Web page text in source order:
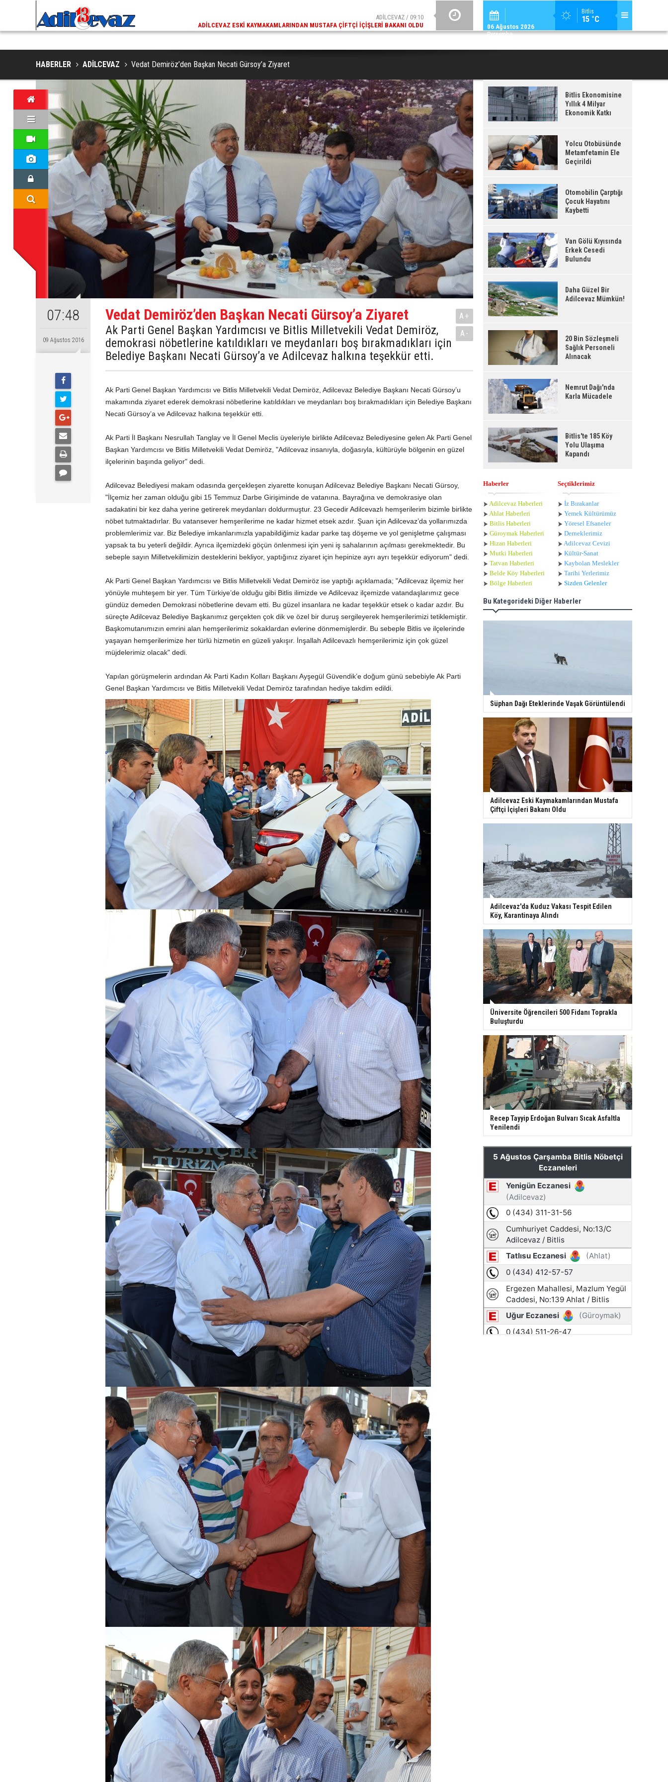
Bitlis
15 °C
06 Ağustos 2026
Perşembe
NESLI TEHLIKE ALTINDAKI VAŞAK GÖRÜNTÜLENDI
ADILCEVAZ ESKI KAYMAKAMLARINDAN MUSTAFA ÇIFTÇI İÇIŞLERI BAKANI OLDU
ADİLCEVAZ /
ADILCEVAZ'DA KUDUZ VAKASI TESPIT EDILEN KÖY, KARANTINAYA
HABERLER ADİLCEVAZ Vedat Demiröz’den Başkan Necati Gürsoy’a Ziyaret
07:48
09 Ağustos 2016
Vedat Demiröz’den Başkan Necati Gürsoy’a Ziyaret
Ak Parti Genel Başkan Yardımcısı ve Bitlis Milletvekili Vedat Demiröz,
demokrasi nöbetlerine katıldıkları ve meydanları boş bırakmadıkları için
Belediye Başkanı Necati Gürsoy’a ve Adilcevaz halkına teşekkür etti.
A+
A-
Ak Parti Genel Başkan Yardımcısı ve Bitlis Milletvekili Vedat Demiröz, Adilcevaz Belediye Başkanı Necati Gürsoy’u
makamında ziyaret ederek demokrasi nöbetlerine katıldıkları ve meydanları boş bırakmadıkları için Belediye Başkanı
Necati Gürsoy’a ve Adilcevaz halkına teşekkür etti.
Ak Parti İl Başkanı Nesrullah Tanglay ve İl Genel Meclis üyeleriyle birlikte Adilcevaz Belediyesine gelen Ak Parti Genel
Başkan Yardımcısı ve Bitlis Milletvekili Vedat Demiröz, "Adilcevaz insanıyla, doğasıyla, kültürüyle bölgenin en güzel
ilçelerinin başında geliyor" dedi.
Adilcevaz Belediyesi makam odasında gerçekleşen ziyarette konuşan Adilcevaz Belediye Başkanı Necati Gürsoy,
"İlçemiz her zaman olduğu gibi 15 Temmuz Darbe Girişiminde de vatanına. Bayrağına ve demokrasiye olan
sadakatini bir kez daha yerine getirerek meydanları doldurmuştur. 23 Gecedir Adilcevazlı hemşerilerim bizimle birlikte
nöbet tutmaktadırlar. Bu vatansever hemşerilerime ne kadar hizmet etsek azdır. Şuan için Adilcevaz’da yollarımızda
problemlerimiz var. Biz Belediye imkanlarımızla yapabildiğimiz kadar parke taş döşeme ve yol genişletme çalışması
yapsak ta bu yeterli değildir. Ayrıca ilçemizdeki göçün önlenmesi için yeni iş sahalarının açılması gerekmektedir. Bu
sebeple sayın Milletvekilimizin desteklerini bekliyor, yaptığınız ziyaret için hepinize ayrı ayrı teşekkür ediyorum" dedi.
Ak Parti Genel Başkan Yardımcısı ve Bitlis Milletvekili Vedat Demiröz ise yaptığı açıklamada; "Adilcevaz ilçemiz her
yönüyle muhteşem bir yer. Tüm Türkiye’de olduğu gibi Bitlis ilimizde ve Adilcevaz ilçemizde vatandaşlarımız gece
gündüz demeden Demokrasi nöbetlerine devam etti. Bu güzel insanlara ne kadar teşekkür etsek o kadar azdır. Bu
süreçte Adilcevaz Belediye Başkanımız gerçekten çok dik ve özel bir duruş sergileyerek hemşerilerimizi tetiklemiştir.
Başkomutanımızın emrini alan hemşerilerimiz sokaklardan evlerine dönmemişlerdir. Bu sebeple Bitlis ve ilçelerinde
yaşayan hemşerilerimize her türlü hizmetin en güzeli yakışır. İnşallah Adilcevazlı hemşerilerimiz için çok güzel
müjdelerimiz olacak" dedi.
Yapılan görüşmelerin ardından Ak Parti Kadın Kolları Başkanı Ayşegül Güvendik’e doğum günü sebebiyle Ak Parti
Genel Başkan Yardımcısı ve Bitlis Milletvekili Vedat Demiröz tarafından hediye takdim edildi.
Bitlis Ekonomisine
Yıllık 4 Milyar
Ekonomik Katkı
Yolcu Otobüsünde
Metamfetamin Ele
Geçirildi
Otomobilin Çarptığı
Çocuk Hayatını
Kaybetti
Van Gölü Kıyısında
Erkek Cesedi
Bulundu
Daha Güzel Bir
Adilcevaz Mümkün!
20 Bin Sözleşmeli
Sağlık Personeli
Alınacak
Nemrut Dağı'nda
Karla Mücadele
Bitlis'te 185 Köy
Yolu Ulaşıma
Kapandı
Haberler
Adilcevaz Haberleri
Ahlat Haberleri
Bitlis Haberleri
Güroymak Haberleri
Hizan Haberleri
Mutki Haberleri
Tatvan Haberleri
Belde Köy Haberleri
Bölge Haberleri
Seçtiklerimiz
İz Bırakanlar
Yemek Kültürümüz
Yöresel Efsaneler
Derneklerimiz
Adilcevaz Cevizi
Kültür-Sanat
Kaybolan Meslekler
Tarihi Yerlerimiz
Sizden Gelenler
Bu Kategorideki Diğer Haberler
Süphan Dağı Eteklerinde Vaşak Görüntülendi
Adilcevaz Eski Kaymakamlarından Mustafa
Çiftçi İçişleri Bakanı Oldu
Adilcevaz'da Kuduz Vakası Tespit Edilen
Köy, Karantinaya Alındı
Üniversite Öğrencileri 500 Fidanı Toprakla
Buluşturdu
Recep Tayyip Erdoğan Bulvarı Sıcak Asfaltla
Yenilendi